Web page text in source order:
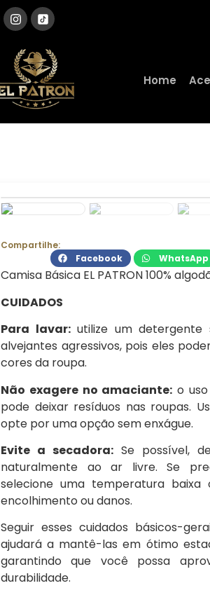
Home
Compartilhe:
Facebook
WhatsApp
Camisa Básica EL PATRON 100%
CUIDADOS
Para lavar:utilize um detergente
alvejantes agressivos, pois eles
cores da roupa.
Não exagere no amaciante: o
pode deixar resíduos nas roupas.
opte por uma opção sem enxágue.
Evite a secadora:Se possível,
naturalmente ao ar livre. Se
selecione uma temperatura
encolhimento ou danos.
Seguir esses cuidados básicos-
ajudará a mantê-las em ótimo
garantindo que você possa
durabilidade.